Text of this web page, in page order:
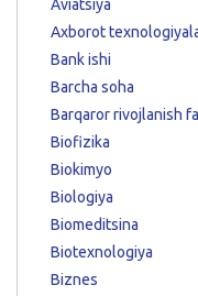
Aviatsiya
Axborot
Bank ishi
Barcha soha
Barqaror rivojlanish
Biofizika
Biokimyo
Biologiya
Biomeditsina
Biotexnologiya
Biznes